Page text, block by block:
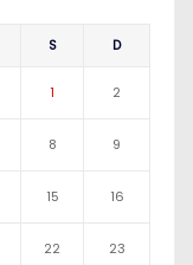
S D
1 2
8 9
15 16
22 23